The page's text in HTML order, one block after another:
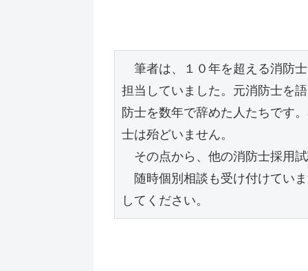
筆者は、１０年を超える消防
担当していました。元消防士を
防士を数年で辞めた人たちです
士は殆どいません。
その点から、他の消防士採用
随時個別相談も受け付けてい